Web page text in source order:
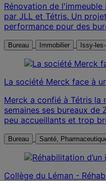
Rénovation de
par JLL et Tétris. Un
performance pour des
Bureau Immobilier
La société Merck face à
Merck a confié à Tétris la
semaines ses bureaux de
peu accueillants et trop
Bureau Santé,
Collège du Léman -